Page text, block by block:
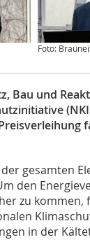
Foto:
Bau und
gesamten
den
zu kommen,
in der